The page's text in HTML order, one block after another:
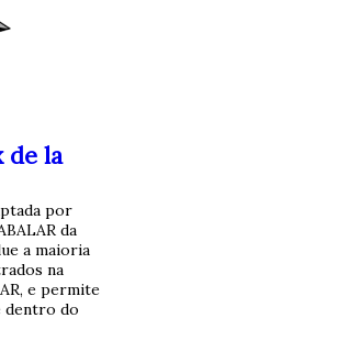
de la
por
da
a maioria
na
e permite
dentro do